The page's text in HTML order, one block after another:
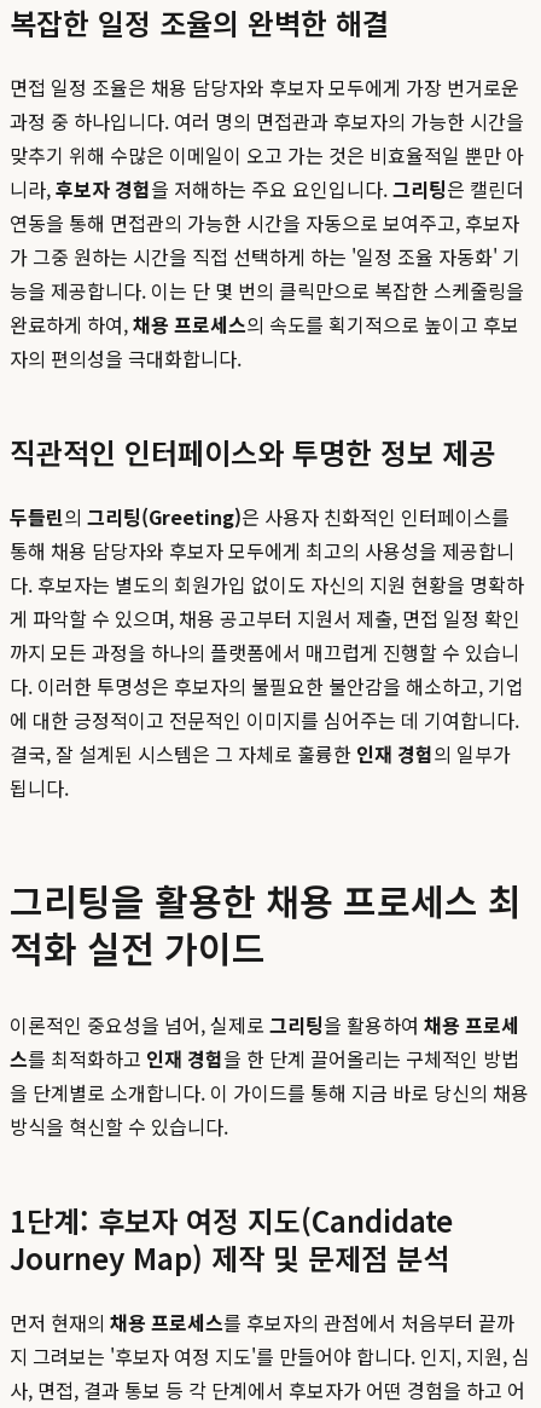
복잡한 일정 조율의 완벽한 해결
면접 일정 조율은 채용 담당자와 후보자 모두에게 가장 번거로운
과정 중 하나입니다. 여러 명의 면접관과 후보자의 가능한 시간을
맞추기 위해 수많은 이메일이 오고 가는 것은 비효율적일 뿐만 아
니라,후보자 경험을 저해하는 주요 요인입니다.그리팅은 캘린더
연동을 통해 면접관의 가능한 시간을 자동으로 보여주고, 후보자
가 그중 원하는 시간을 직접 선택하게 하는 '일정 조율 자동화' 기
능을 제공합니다. 이는 단 몇 번의 클릭만으로 복잡한 스케줄링을
완료하게 하여,채용 프로세스의 속도를 획기적으로 높이고 후보
자의 편의성을 극대화합니다.
직관적인 인터페이스와 투명한 정보 제공
두들린의 그리팅(Greeting)은 사용자 친화적인 인터페이스를
통해 채용 담당자와 후보자 모두에게 최고의 사용성을 제공합니
다. 후보자는 별도의 회원가입 없이도 자신의 지원 현황을 명확하
게 파악할 수 있으며, 채용 공고부터 지원서 제출, 면접 일정 확인
까지 모든 과정을 하나의 플랫폼에서 매끄럽게 진행할 수 있습니
다. 이러한 투명성은 후보자의 불필요한 불안감을 해소하고, 기업
에 대한 긍정적이고 전문적인 이미지를 심어주는 데 기여합니다.
결국, 잘 설계된 시스템은 그 자체로 훌륭한 인재 경험의 일부가
됩니다.
그리팅을 활용한 채용 프로세스 최
적화 실전 가이드
이론적인 중요성을 넘어, 실제로 그리팅을 활용하여 채용 프로세
스를 최적화하고 인재 경험을 한 단계 끌어올리는 구체적인 방법
을 단계별로 소개합니다. 이 가이드를 통해 지금 바로 당신의 채용
방식을 혁신할 수 있습니다.
1단계: 후보자 여정 지도(Candidate
Journey Map) 제작 및 문제점 분석
먼저 현재의 채용 프로세스를 후보자의 관점에서 처음부터 끝까
지 그려보는 '후보자 여정 지도'를 만들어야 합니다. 인지, 지원, 심
사, 면접, 결과 통보 등 각 단계에서 후보자가 어떤 경험을 하고 어